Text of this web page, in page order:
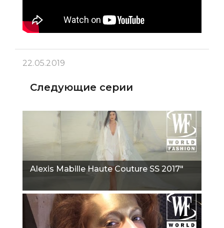
22.05.2019
Следующие серии
Alexis Mabille Haute Couture SS 2017"